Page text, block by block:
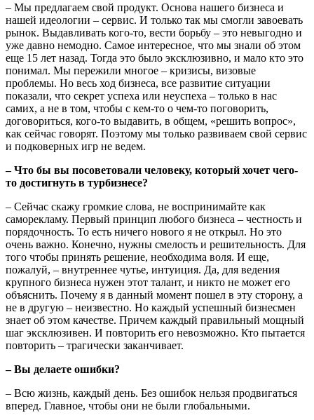
– Мы предлагаем свой продукт. Основа нашего бизнеса и
нашей идеологии – сервис. И только так мы смогли завоевать
рынок. Выдавливать кого-то, вести борьбу – это невыгодно и
уже давно немодно. Самое интересное, что мы знали об этом
еще 15 лет назад. Тогда это было эксклюзивно, и мало кто это
понимал. Мы пережили многое – кризисы, визовые
проблемы. Но весь ход бизнеса, все развитие ситуации
показали, что секрет успеха или неуспеха – только в нас
самих, а не в том, чтобы с кем-то о чем-то поговорить,
договориться, кого-то выдавить, в общем, «решить вопрос»,
как сейчас говорят. Поэтому мы только развиваем свой сервис
и подковерных игр не ведем.
– Что бы вы посоветовали человеку, который хочет чего-
то достигнуть в турбизнесе?
– Сейчас скажу громкие слова, не воспринимайте как
саморекламу. Первый принцип любого бизнеса – честность и
порядочность. То есть ничего нового я не открыл. Но это
очень важно. Конечно, нужны смелость и решительность. Для
того чтобы принять решение, необходима воля. И еще,
пожалуй, – внутреннее чутье, интуиция. Да, для ведения
крупного бизнеса нужен этот талант, и никто не может его
объяснить. Почему я в данный момент пошел в эту сторону, а
не в другую – неизвестно. Но каждый успешный бизнесмен
знает об этом качестве. Причем каждый правильный мощный
шаг эксклюзивен. И повторить его невозможно. Кто пытается
повторить – трагически заканчивает.
– Вы делаете ошибки?
– Всю жизнь, каждый день. Без ошибок нельзя продвигаться
вперед. Главное, чтобы они не были глобальными.